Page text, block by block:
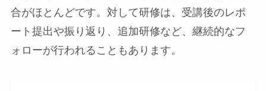
合がほとんどです。対して研修は、受講後のレポ
ート提出や振り返り、追加研修など、継続的なフ
ォローが行われることもあります。